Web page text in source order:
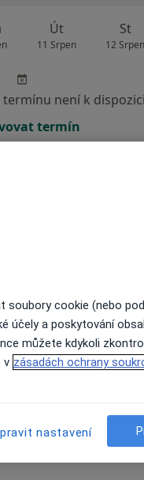
Út
11 Srpen
St
12 Srpen
není k dispozici
termín
není k
termín
soubory cookie (nebo
účely a poskytování
můžete kdykoli
v zásadách ochrany
nastavení